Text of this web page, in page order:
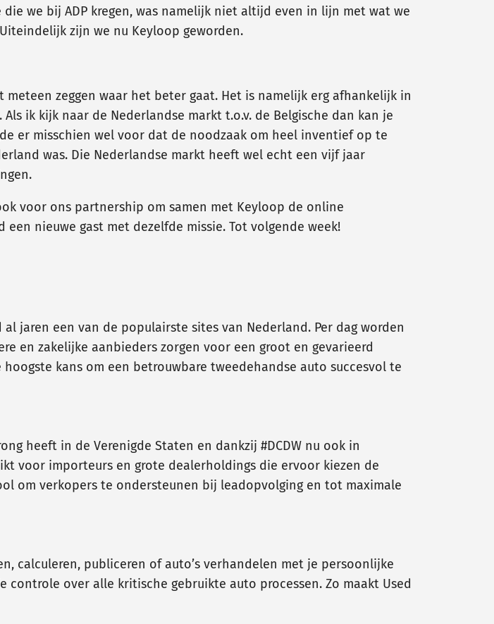
we bij ADP kregen, was namelijk niet altijd even in lijn met wat we
zijn we nu Keyloop geworden.
zeggen waar het beter gaat. Het is namelijk erg afhankelijk in
ik kijk naar de Nederlandse markt t.o.v. de Belgische dan kan je
er misschien wel voor dat de noodzaak om heel inventief op te
was. Die Nederlandse markt heeft wel echt een vijf jaar
voor ons partnership om samen met Keyloop de online
nieuwe gast met dezelfde missie. Tot volgende week!
jaren een van de populairste sites van Nederland. Per dag worden
en zakelijke aanbieders zorgen voor een groot en gevarieerd
kans om een betrouwbare tweedehandse auto succesvol te
heeft in de Verenigde Staten en dankzij #DCDW nu ook in
voor importeurs en grote dealerholdings die ervoor kiezen de
om verkopers te ondersteunen bij leadopvolging en tot maximale
calculeren, publiceren of auto’s verhandelen met je persoonlijke
over alle kritische gebruikte auto processen. Zo maakt Used